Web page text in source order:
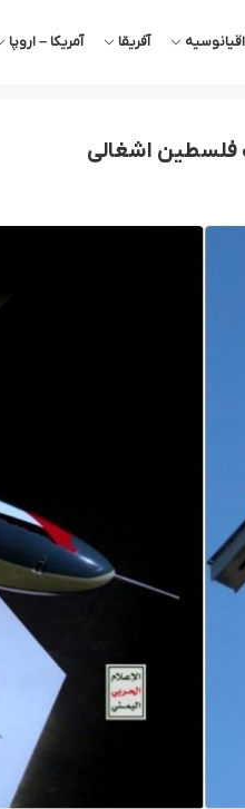
آفریقا آمریکا – اروپا
اشغالی